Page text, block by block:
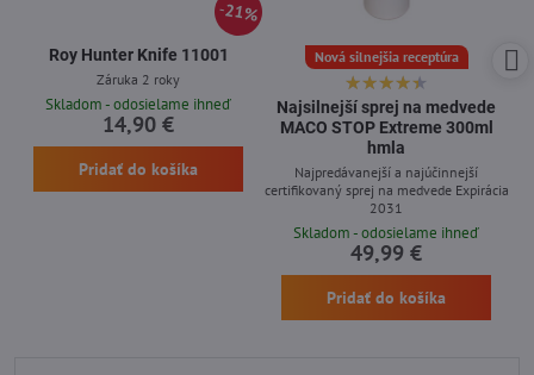
21%
Roy Hunter Knife 11001
Záruka 2 roky
Skladom - odosielame ihneď
14,90 €
Pridať do košíka
Nová silnejšia receptúra
Najsilnejší sprej na medvede
MACO STOP Extreme 300ml
hmla
Najpredávanejší a najúčinnejší
certifikovaný sprej na medvede Expirácia
2031
Skladom - odosielame ihneď
49,99 €
Pridať do košíka